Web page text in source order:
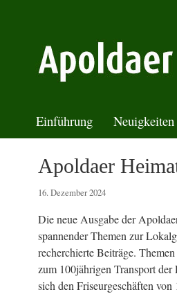
Einführung Neuigkeiten
Apoldaer
16. Dezember 2024
Die neue Ausgabe der
spannender Themen zur
recherchierte Beiträge.
zum 100jährigen Transport
sich den Friseurgeschäften